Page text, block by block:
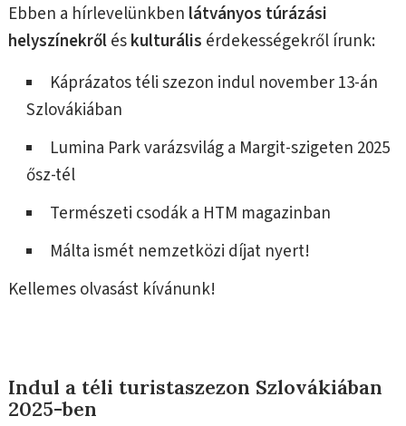
Ebben a hírlevelünkben látványos túrázási
helyszínekrőléskulturális érdekességekről írunk:
Káprázatos téli szezon indul november 13-án
Szlovákiában
Lumina Park varázsvilág a Margit-szigeten 2025
ősz-tél
Természeti csodák a HTM magazinban
Málta ismét nemzetközi díjat nyert!
Kellemes olvasást kívánunk!
Indul a téli turistaszezon Szlovákiában
2025-ben